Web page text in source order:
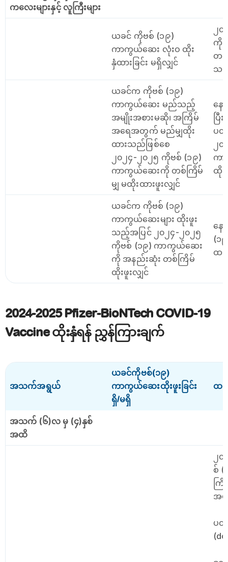
ကလေးများနှင့် လူကြီးများ
ယခင် ကိုဗစ် (၁၉)
ကာကွယ်ဆေး လုံးဝ ထိုး
နှံထားခြင်း မရှိလျှင်
၂
ကို
တ
သ
ယခင်က ကိုဗစ် (၁၉)
ကာကွယ်ဆေး မည်သည့်
အမျိုးအစားမဆို၊ အကြိမ်
အရေအတွက် မည်မျှထိုး
ထားသည်ဖြစ်စေ
၂၀၂၄-၂၀၂၅ ကိုဗစ် (၁၉)
ကာကွယ်ဆေးကို တစ်ကြိမ်
မျှ မထိုးထားဖူးလျှင်
နေ
ပြီ
ပတ်
၂
က
ထို
ယခင်က ကိုဗစ် (၁၉)
ကာကွယ်ဆေးများ ထိုးဖူး
သည့်အပြင် ၂၀၂၄-၂၀၂၅
ကိုဗစ် (၁၉) ကာကွယ်ဆေး
ကို အနည်းဆုံး တစ်ကြိမ်
ထိုးဖူးလျှင်
န
(၁
ထပ်
2024-2025 Pfizer-BioNTech COVID-19
Vaccine ထိုးနှံရန် ညွှန်ကြားချက်
အသက်အရွယ်
ယခင်ကိုဗစ်(၁၉)
ကာကွယ်ဆေးထိုးဖူးခြင်း
ရှိ/မရှိ
ထပ်
အသက် (၆)လ မှ (၄)နှစ်
အထိ
၂
စ်
က
အ
ပထ